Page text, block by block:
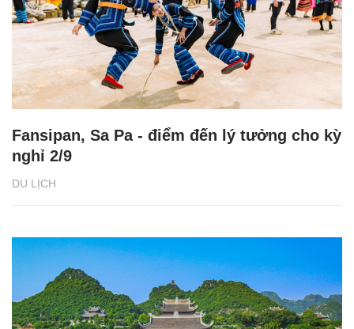
DU LỊCH
Fansipan, Sa Pa - điểm đến lý tưởng cho kỳ
nghỉ 2/9